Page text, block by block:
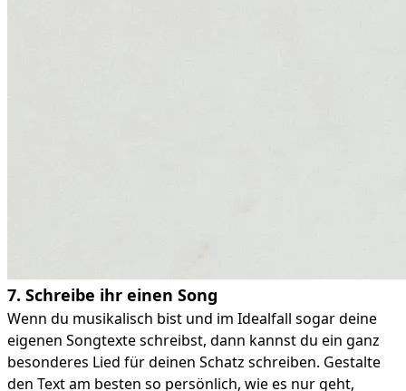
7. Schreibe ihr einen Song
Wenn du musikalisch bist und im Idealfall sogar deine
eigenen Songtexte schreibst, dann kannst du ein ganz
besonderes Lied für deinen Schatz schreiben. Gestalte
den Text am besten so persönlich, wie es nur geht,